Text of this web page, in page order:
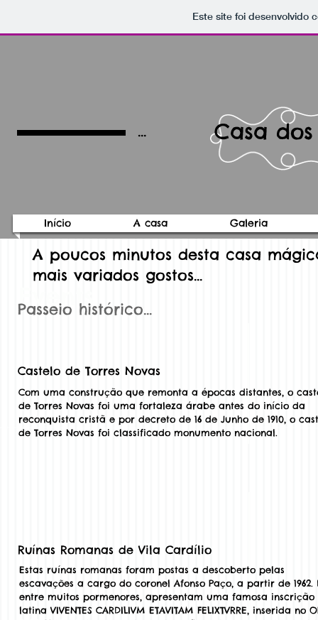
Este site foi desenvolvido
Casa
...
Início A casa Galeria
Events
Passeio histórico…
A poucos minutos desta casa
mais variados gostos…
Com uma construção que remonta a épocas distantes, o
de Torres Novas foi uma fortaleza árabe antes do início da
reconquista cristã e por decreto de 16 de Junho de 1910, o
de Torres Novas foi classificado monumento nacional.
Estas ruínas romanas foram postas a descoberto pelas
escavações a cargo do coronel Afonso Paço, a partir de 1962.
entre muitos pormenores, apresentam uma famosa inscrição
latina VIVENTES CARDILIVM ETAVITAM FELIXTVRRE, inserida no
Castelo de Torres Novas
Ruínas Romanas de Vila Cardílio